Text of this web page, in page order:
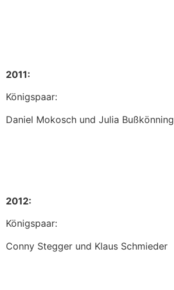
2011:
Königspaar:
Daniel Mokosch und Julia Bußkönning
2012:
Königspaar:
Conny Stegger und Klaus Schmieder